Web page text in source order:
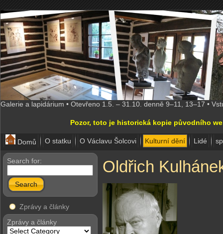
Galerie a lapidárium • Otevřeno 1.5. – 31.10. denně 9–11, 13–17 •
Pozor, toto je historická kopie původního
Domů O statku O Václavu Šolcovi Kulturní dění Lidé
Search for:
Search
Zprávy a články
Zprávy a články
Oldřich